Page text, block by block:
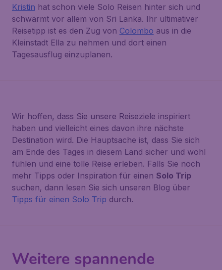
Kristin hat schon viele Solo Reisen hinter sich und
schwärmt vor allem von Sri Lanka. Ihr ultimativer
Reisetipp ist es den Zug von Colombo aus in die
Kleinstadt Ella zu nehmen und dort einen
Tagesausflug einzuplanen.
Wir hoffen, dass Sie unsere Reiseziele inspiriert
haben und vielleicht eines davon ihre nächste
Destination wird. Die Hauptsache ist, dass Sie sich
am Ende des Tages in diesem Land sicher und wohl
fühlen und eine tolle Reise erleben. Falls Sie noch
mehr Tipps oder Inspiration für einen Solo Trip
suchen, dann lesen Sie sich unseren Blog über
Tipps für einen Solo Trip durch.
Weitere spannende